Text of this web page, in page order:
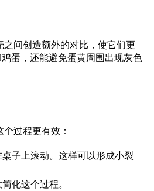
间创造额外的对比，使它们更
蛋，还能避免蛋黄周围出现灰色
过程更有效：
子上滚动。这样可以形成小裂
化这个过程。